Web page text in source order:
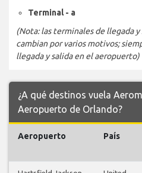
Terminal - a
(Nota: las terminales de llegada
cambian por varios motivos;
llegada y salida en el aeropuerto)
¿A qué destinos vuela
Aeropuerto de Orlando?
Aeropuerto País